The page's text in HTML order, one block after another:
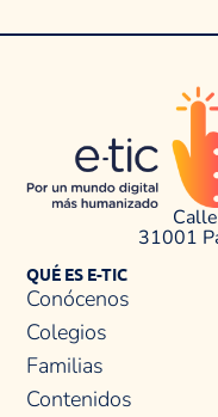
31001
QUÉ ES E-TIC
Conócenos
Colegios
Familias
Contenidos